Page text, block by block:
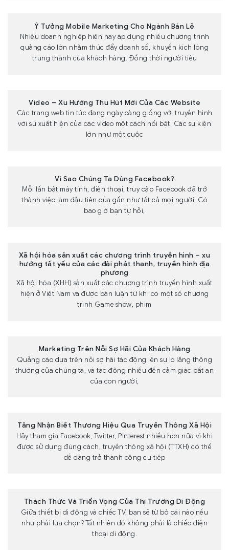
Ý Tưởng Mobile Marketing Cho Ngành Bán Lẻ
Nhiều doanh nghiệp hiện nay áp dụng nhiều chương trình
quảng cáo lớn nhằm thúc đẩy doanh số, khuyến kích lòng
trung thành của khách hàng. Đồng thời người tiêu
Video – Xu Hướng Thu Hút Mới Của Các Website
Các trang web tin tức đang ngày càng giống với truyền hình
với sự xuất hiện của các video một cách nổi bật. Các sự kiện
lớn như một cuộc
Vì Sao Chúng Ta Dùng Facebook?
Mỗi lần bật máy tính, điện thoại, truy cập Facebook đã trở
thành việc làm đầu tiên của gần như tất cả mọi người. Có
bao giờ bạn tự hỏi,
Xã hội hóa sản xuất các chương trình truyền hình – xu
hướng tất yếu của các đài phát thanh, truyền hình địa
phương
Xã hội hóa (XHH) sản xuất các chương trình truyền hình xuất
hiện ở Việt Nam và được bàn luận từ khi có một số chương
trình Game show, phim
Marketing Trên Nỗi Sợ Hãi Của Khách Hàng
Quảng cáo dựa trên nỗi sợ hãi tác động lên sự lo lắng thông
thường của chúng ta, và tác động nhiều đến cảm giác bất an
của con người,
Tăng Nhận Biết Thương Hiệu Qua Truyền Thông Xã Hội
Hãy tham gia Facebook, Twitter, Pinterest nhiều hơn nữa vì khi
được sử dụng đúng cách, truyền thông xã hội (TTXH) có thể
dễ dàng trở thành công cụ tiếp
Thách Thức Và Triển Vọng Của Thị Trường Di Động
Giữa thiết bị di động và chiếc TV, bạn sẽ từ bỏ cái nào nếu
như phải lựa chọn? Tất nhiên đó không phải là chiếc điện
thoại di động.